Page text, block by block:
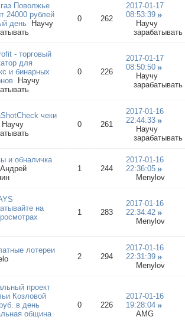
Поволжье
24000 рублей
день
Научу
0 262
2017-01-17
08:53:39
Научу
зарабатывать
- торговый
для
и бинарных
Научу
0 226
2017-01-17
08:50:50
Научу
зарабатывать
чеки
Научу
0 261
2017-01-16
22:44:33
Научу
зарабатывать
и обналичка
Андрей
1 244
2017-01-16
22:36:05
Menylov
на
1 283
2017-01-16
22:34:42
Menylov
лотереи
2 294
2017-01-16
22:31:39
Menylov
проект
Козловой
в день
община
0 226
2017-01-16
19:28:04
AMG